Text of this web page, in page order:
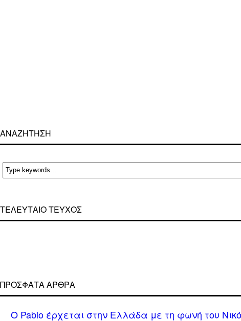
ΑΝΑΖΗΤΗΣΗ
ΤΕΛΕΥΤΑΙΟ ΤΕΥΧΟΣ
ΠΡΌΣΦΑΤΑ ΆΡΘΡΑ
Ο Pablo έρχεται στην Ελλάδα με τη φωνή του